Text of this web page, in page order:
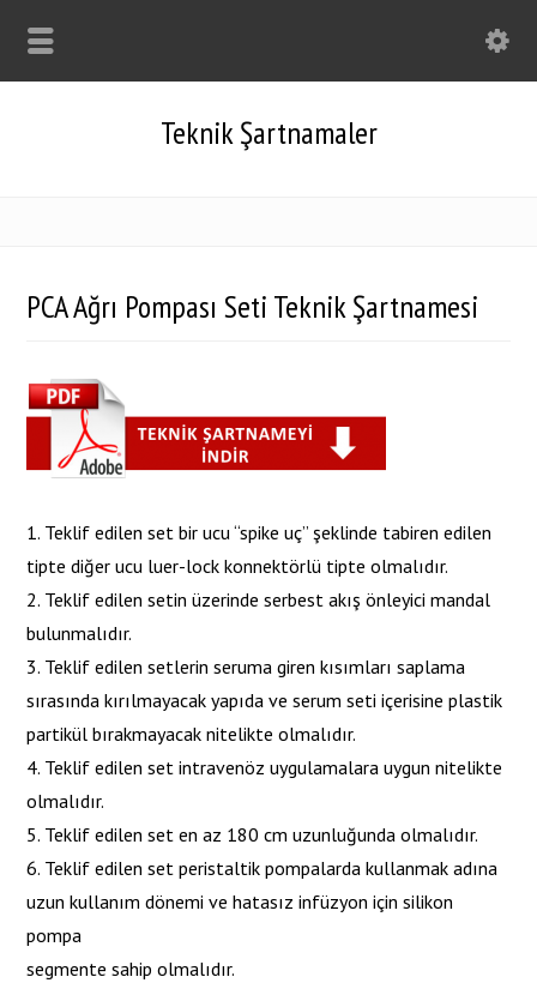
Teknik Şartnamaler
PCA Ağrı Pompası Seti Teknik Şartnamesi
1. Teklif edilen set bir ucu “spike uç” şeklinde tabiren edilen
tipte diğer ucu luer-lock konnektörlü tipte olmalıdır.
2. Teklif edilen setin üzerinde serbest akış önleyici mandal
bulunmalıdır.
3. Teklif edilen setlerin seruma giren kısımları saplama
sırasında kırılmayacak yapıda ve serum seti içerisine plastik
partikül bırakmayacak nitelikte olmalıdır.
4. Teklif edilen set intravenöz uygulamalara uygun nitelikte
olmalıdır.
5. Teklif edilen set en az 180 cm uzunluğunda olmalıdır.
6. Teklif edilen set peristaltik pompalarda kullanmak adına
uzun kullanım dönemi ve hatasız infüzyon için silikon
pompa
segmente sahip olmalıdır.